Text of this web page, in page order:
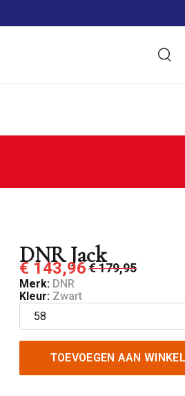
DNR Jack
€ 143,96€ 179,95
Merk: DNR
Kleur: Zwart
TOEVOEGEN AAN